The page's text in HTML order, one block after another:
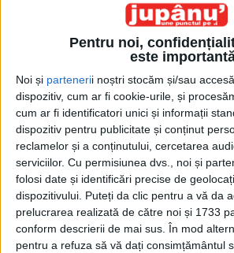
Pentru noi,
este
Noi și partenerii noștri stocăm și/sau
dispozitiv, cum ar fi cookie-urile, și
cum ar fi identificatori unici și informații
dispozitiv pentru publicitate și conținut
reclamelor și a conținutului, cercetarea
serviciilor. Cu permisiunea dvs., noi și
folosi date și identificări precise de
dispozitivului. Puteți da clic pentru a vă da
prelucrarea realizată de către noi și 1733
conform descrierii de mai sus. În mod
pentru a refuza să vă dați consimțământul
Acasă Etichete Muzeul de Istorie
Etichetă: Muzeul de